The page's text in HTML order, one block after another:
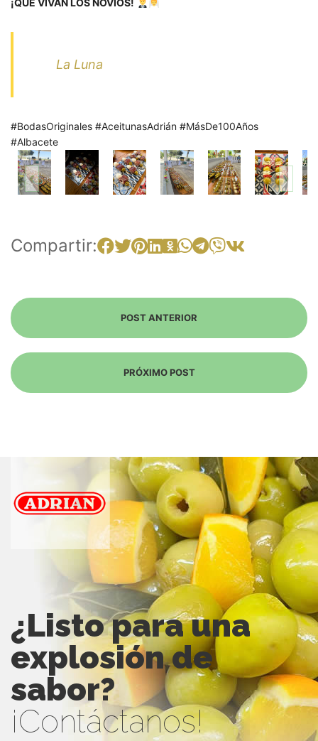
¡QUE VIVAN LOS NOVIOS!
La Luna
#BodasOriginales #AceitunasAdrián #MásDe100Años
#Albacete
Compartir:
POST ANTERIOR
PRÓXIMO POST
¿Listo para una
explosión de
sabor?
¡Contáctanos!